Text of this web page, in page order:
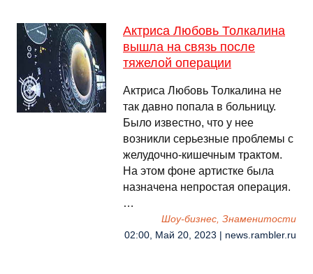
Актриса Любовь Толкалина
вышла на связь после
тяжелой операции
Актриса Любовь Толкалина не
так давно попала в больницу.
Было известно, что у нее
возникли серьезные проблемы с
желудочно-кишечным трактом.
На этом фоне артистке была
назначена непростая операция.
…
Шоу-бизнес, Знаменитости
02:00, Май 20, 2023 | news.rambler.ru